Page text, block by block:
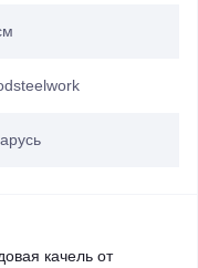
качель от